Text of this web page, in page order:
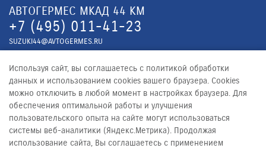
АВТОГЕРМЕС МКАД 44 КМ
+7 (495) 011-41-23
SUZUKI44@AVTOGERMES.RU
АВТОГЕРМЕС Ш. ЭНТУЗИАСТОВ
+7 (495) 011-41-23
SUZUKI59@AVTOGERMES.RU
Используя сайт, вы соглашаетесь с политикой обработки
данных и использованием cookies вашего браузера. Cookies
можно отключить в любой момент в настройках браузера. Для
обеспечения оптимальной работы и улучшения
пользовательского опыта на сайте могут использоваться
системы веб-аналитики (Яндекс.Метрика). Продолжая
использование сайта, Вы соглашаетесь с применением